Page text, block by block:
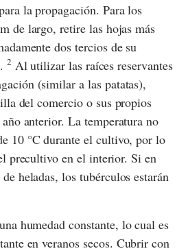
la propagación. Para los
de largo, retire las hojas más
dos tercios de su
2 Al utilizar las raíces reservantes
(similar a las patatas),
del comercio o sus propios
anterior. La temperatura no
10 °C durante el cultivo, por lo
precultivo en el interior. Si en
heladas, los tubérculos estarán
humedad constante, lo cual es
en veranos secos. Cubrir con